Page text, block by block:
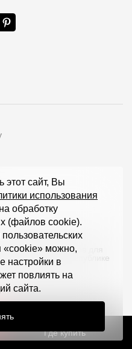
товаров для
и кровли в Республике
Где купить
этот сайт, Вы
использования
обработку
(файлов cookie).
«cookie» можно,
настройки в
повлиять на
сайта.